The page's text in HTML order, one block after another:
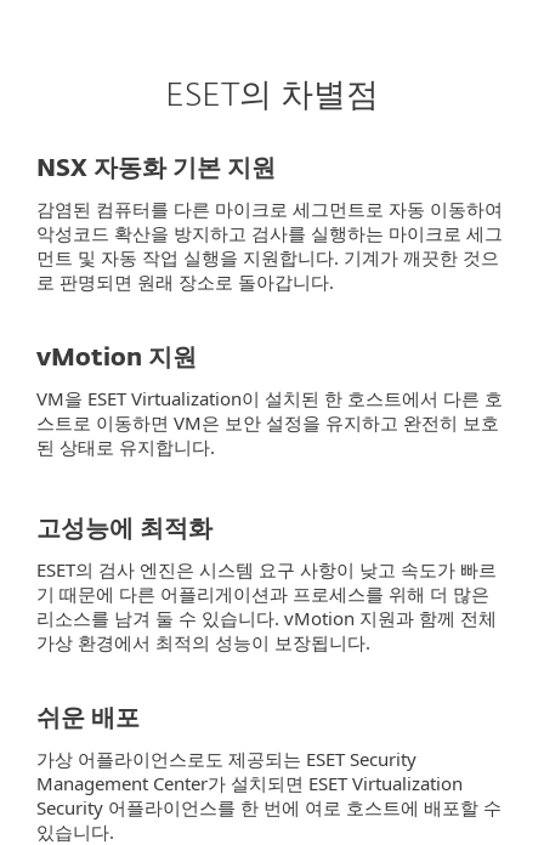
ESET의 차별점
NSX 자동화 기본 지원
감염된 컴퓨터를 다른 마이크로 세그먼트로 자동 이동하여
악성코드 확산을 방지하고 검사를 실행하는 마이크로 세그
먼트 및 자동 작업 실행을 지원합니다. 기계가 깨끗한 것으
로 판명되면 원래 장소로 돌아갑니다.
vMotion 지원
VM을 ESET Virtualization이 설치된 한 호스트에서 다른 호
스트로 이동하면 VM은 보안 설정을 유지하고 완전히 보호
된 상태로 유지합니다.
고성능에 최적화
ESET의 검사 엔진은 시스템 요구 사항이 낮고 속도가 빠르
기 때문에 다른 어플리게이션과 프로세스를 위해 더 많은
리소스를 남겨 둘 수 있습니다. vMotion 지원과 함께 전체
가상 환경에서 최적의 성능이 보장됩니다.
쉬운 배포
가상 어플라이언스로도 제공되는 ESET Security
Management Center가 설치되면 ESET Virtualization
Security 어플라이언스를 한 번에 여로 호스트에 배포할 수
있습니다.